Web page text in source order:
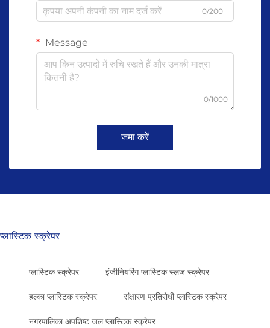
0/200
Message
0/1000
जमा करें
प्लास्टिक स्क्रेपर
प्लास्टिक स्क्रेपर इंजीनियरिंग प्लास्टिक स्लज स्क्रेपर
हल्का प्लास्टिक स्क्रेपर संक्षारण प्रतिरोधी प्लास्टिक स्क्रेपर
नगरपालिका अपशिष्ट जल प्लास्टिक स्क्रेपर